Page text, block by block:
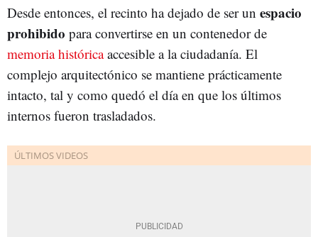
Desde entonces, el recinto ha dejado de ser un espacio
prohibido para convertirse en un contenedor de
memoria históricaaccesible a la ciudadanía. El
complejo arquitectónico se mantiene prácticamente
intacto, tal y como quedó el día en que los últimos
internos fueron trasladados.